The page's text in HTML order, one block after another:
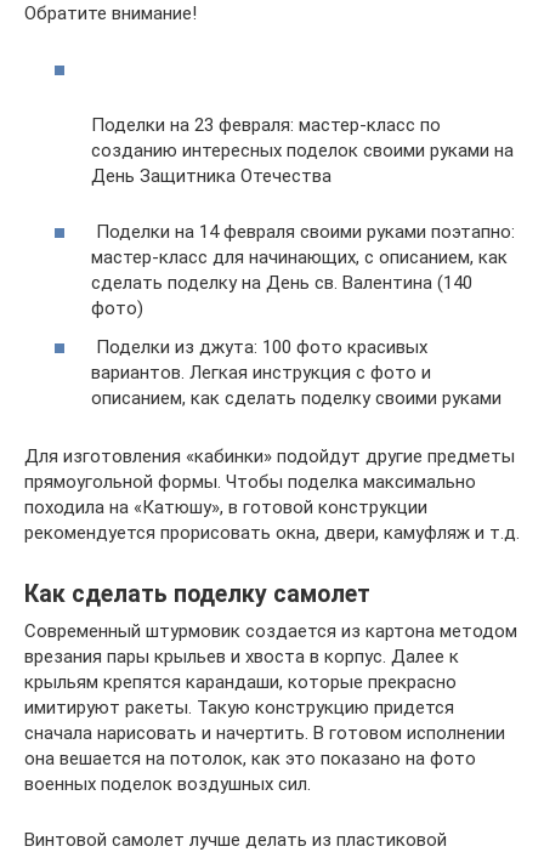
Обратите внимание!
Поделки на 23 февраля: мастер-класс по
созданию интересных поделок своими руками на
День Защитника Отечества
Поделки на 14 февраля своими руками поэтапно:
мастер-класс для начинающих, с описанием, как
сделать поделку на День св. Валентина (140
фото)
Поделки из джута: 100 фото красивых
вариантов. Легкая инструкция с фото и
описанием, как сделать поделку своими руками
Для изготовления «кабинки» подойдут другие предметы
прямоугольной формы. Чтобы поделка максимально
походила на «Катюшу», в готовой конструкции
рекомендуется прорисовать окна, двери, камуфляж и т.д.
Как сделать поделку самолет
Современный штурмовик создается из картона методом
врезания пары крыльев и хвоста в корпус. Далее к
крыльям крепятся карандаши, которые прекрасно
имитируют ракеты. Такую конструкцию придется
сначала нарисовать и начертить. В готовом исполнении
она вешается на потолок, как это показано на фото
военных поделок воздушных сил.
Винтовой самолет лучше делать из пластиковой